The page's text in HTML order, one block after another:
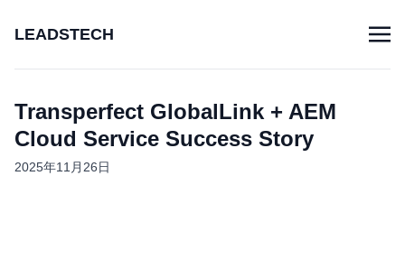
LEADSTECH
Transperfect GlobalLink + AEM
Cloud Service Success Story
2025年11月26日